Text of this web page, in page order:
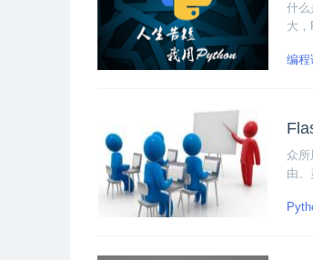
什么
大
编程
众所
由
带大